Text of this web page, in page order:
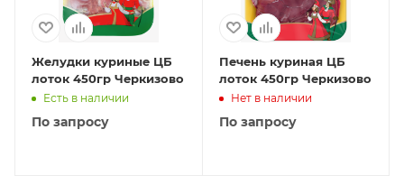
Желудки куриные ЦБ
лоток 450гр Черкизово
Есть в наличии
По запросу
Печень куриная ЦБ
лоток 450гр Черкизово
Нет в наличии
По запросу